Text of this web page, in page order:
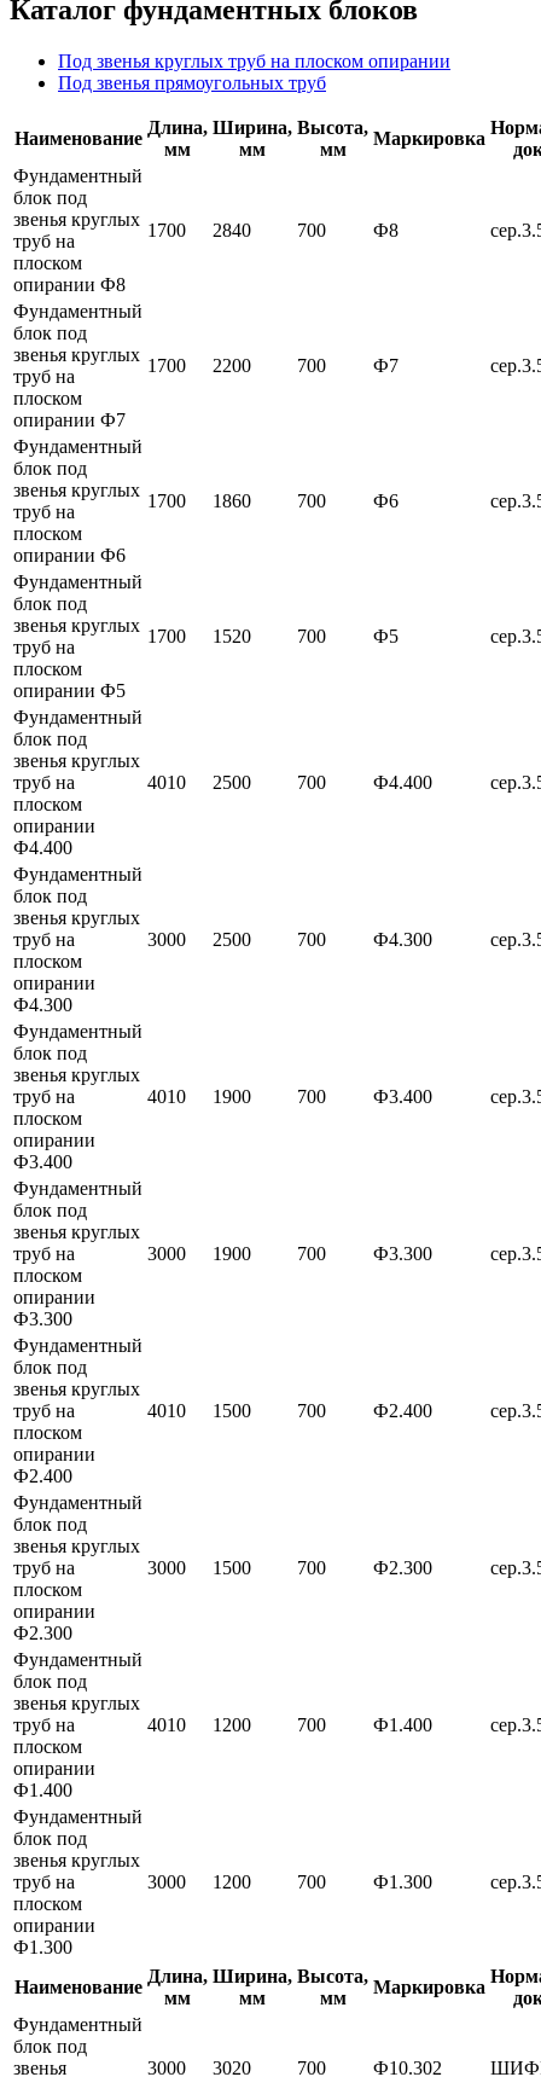
Каталог фундаментных блоков
Под звенья круглых труб на плоском опирании
Под звенья прямоугольных труб
Наименование
Длина,
мм
Ширина,
мм
Высота,
мм
Маркировка
Фундаментный
блок под
звенья круглых
труб на
плоском
опирании Ф8
1700 2840 700 Ф8
Фундаментный
блок под
звенья круглых
труб на
плоском
опирании Ф7
1700 2200 700 Ф7
Фундаментный
блок под
звенья круглых
труб на
плоском
опирании Ф6
1700 1860 700 Ф6
Фундаментный
блок под
звенья круглых
труб на
плоском
опирании Ф5
1700 1520 700 Ф5
Фундаментный
блок под
звенья круглых
труб на
плоском
опирании
Ф4.400
4010 2500 700 Ф4.400
Фундаментный
блок под
звенья круглых
труб на
плоском
опирании
Ф4.300
3000 2500 700 Ф4.300
Фундаментный
блок под
звенья круглых
труб на
плоском
опирании
Ф3.400
4010 1900 700 Ф3.400
Фундаментный
блок под
звенья круглых
труб на
плоском
опирании
Ф3.300
3000 1900 700 Ф3.300
Фундаментный
блок под
звенья круглых
труб на
плоском
опирании
Ф2.400
4010 1500 700 Ф2.400
Фундаментный
блок под
звенья круглых
труб на
плоском
опирании
Ф2.300
3000 1500 700 Ф2.300
Фундаментный
блок под
звенья круглых
труб на
плоском
опирании
Ф1.400
4010 1200 700 Ф1.400
Фундаментный
блок под
звенья круглых
труб на
плоском
опирании
Ф1.300
3000 1200 700 Ф1.300
Наименование
Длина,
мм
Ширина,
мм
Высота,
мм
Маркировка
Фундаментный
блок под
звенья
3000 3020 700 Ф10.302